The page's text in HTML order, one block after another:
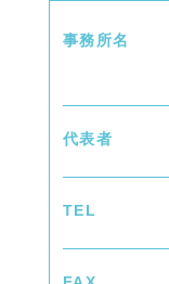
事務所名
代表者
TEL